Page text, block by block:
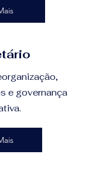
e governança